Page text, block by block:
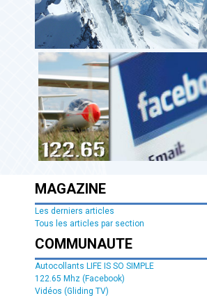
MAGAZINE
Les derniers articles
Tous les articles par section
COMMUNAUTE
Autocollants LIFE IS SO SIMPLE
122.65 Mhz (Facebook)
Vidéos (Gliding TV)